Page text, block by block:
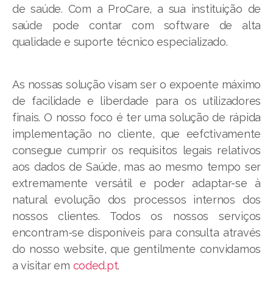
de saúde. Com a ProCare, a sua instituição de
saúde pode contar com software de alta
qualidade e suporte técnico especializado.
As nossas solução visam ser o expoente máximo
de facilidade e liberdade para os utilizadores
finais. O nosso foco é ter uma solução de rápida
implementação no cliente, que eefctivamente
consegue cumprir os requisitos legais relativos
aos dados de Saúde, mas ao mesmo tempo ser
extremamente versátil e poder adaptar-se à
natural evolução dos processos internos dos
nossos clientes. Todos os nossos serviços
encontram-se disponíveis para consulta através
do nosso website, que gentilmente convidamos
a visitar em coded.pt.